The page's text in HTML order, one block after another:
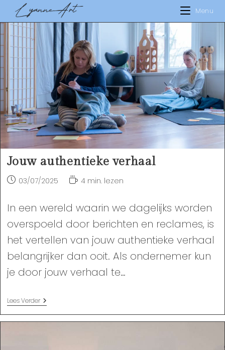
Menu
Jouw authentieke verhaal
Bericht03/07/2025 Leestijd:
4 min. lezen
In een wereld waarin we dagelijks worden
overspoeld door berichten en reclames, is
het vertellen van jouw authentieke verhaal
belangrijker dan ooit. Als ondernemer kun
je door jouw verhaal te…
Lees VerderJouw
Authentieke
Verhaal